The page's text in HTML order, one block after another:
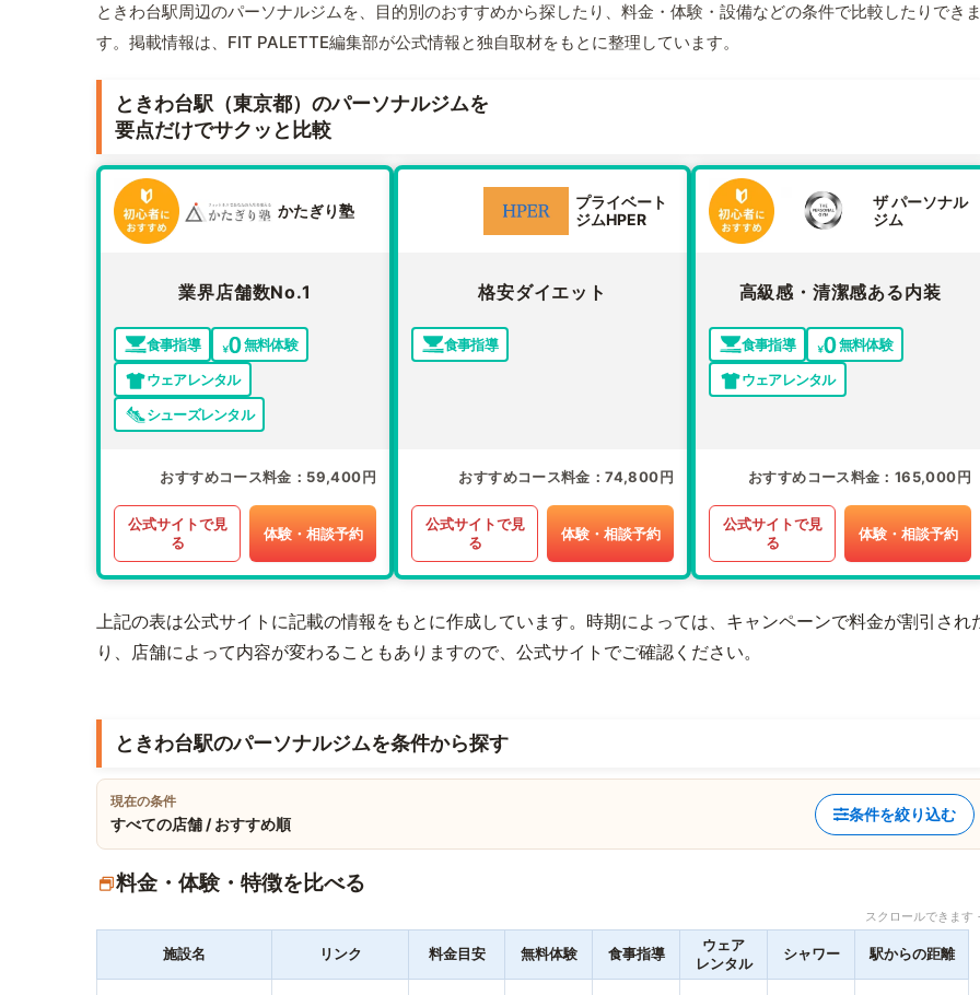
ときわ台駅周辺のパーソナルジムを、目的別のおすすめから探したり、料金・体験・設備などの条件で比較したりでき
す。掲載情報は、FIT PALETTE編集部が公式情報と独自取材をもとに整理しています。
ときわ台駅（東京都）のパーソナルジムを
要点だけでサクッと比較
かたぎり塾
業界店舗数No.1
食事指導
無料体験
ウェアレンタル
シューズレンタル
おすすめコース料金 59,400円
公式サイトで見
る
体験・相談予約
プライベート
ジムHPER
格安ダイエット
食事指導
おすすめコース料金 74,800円
公式サイトで見
る
体験・相談予約
ザ パーソナル
ジム
高級感・清潔感ある内装
食事指導
無料体験
ウェアレンタル
おすすめコース料金 165,000円
公式サイトで見
る
体験・相談予約
上記の表は公式サイトに記載の情報をもとに作成しています。時期によっては、キャンペーンで料金が割引され
り、店舗によって内容が変わることもありますので、公式サイトでご確認ください。
ときわ台駅のパーソナルジムを条件から探す
現在の条件
すべての店舗 / おすすめ順
条件を絞り込む
料金・体験・特徴を比べる
スクロールできま
施設名 リンク 料金目安 無料体験 食事指導
ウェア
レンタル
シャワー 駅からの距離